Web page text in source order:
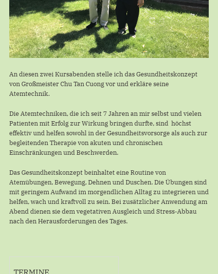
An diesen zwei Kursabenden stelle ich das Gesundheitskonzept
von Großmeister Chu Tan Cuong vor und erkläre seine
Atemtechnik.
Die Atemtechniken, die ich seit 7 Jahren an mir selbst und vielen
Patienten mit Erfolg zur Wirkung bringen durfte, sind höchst
effektiv und helfen sowohl in der Gesundheitsvorsorge als auch zur
begleitenden Therapie von akuten und chronischen
Einschränkungen und Beschwerden.
Das Gesundheitskonzept beinhaltet eine Routine von
Atemübungen, Bewegung, Dehnen und Duschen. Die Übungen sind
mit geringem Aufwand im morgendlichen Alltag zu integrieren und
helfen, wach und kraftvoll zu sein. Bei zusätzlicher Anwendung am
Abend dienen sie dem vegetativen Ausgleich und Stress-Abbau
nach den Herausforderungen des Tages.